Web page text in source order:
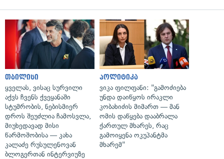
თბილისი
ყველას, ვისაც სურვილი
აქვს ჩვენს ქვეყანაში
სტუმრობის, ნებისმიერ
დროს შეუძლია ჩამოსვლა,
მიუხედავად მისი
წარმოშობისა — კახა
კალაძე რუსულენოვან
ბლოგერთან ინტერვიუზე
პოლიტიკა
ვიკა ფილფანი: "გამოძიება
უნდა დაიწყოს ირაკლი
კობახიძის მიმართ — მან
ომის დაწყება დააბრალა
ქართულ მხარეს, რაც
გამოიყენა ოკუპანტმა
მხარემ"